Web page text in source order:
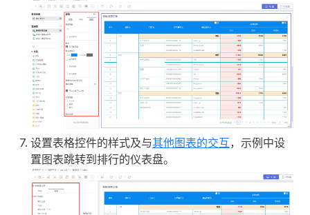
设置表格控件的样式及与其他图表的交互，示例中设
置图表跳转到排行的仪表盘。